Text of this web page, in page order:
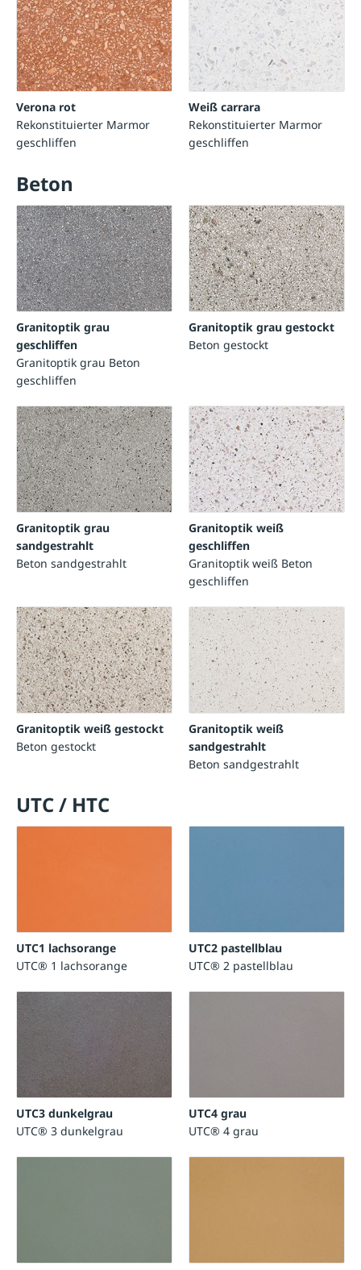
Verona rot
Rekonstituierter Marmor
geschliffen
Weiß carrara
Rekonstituierter Marmor
geschliffen
Beton
Granitoptik grau
geschliffen
Granitoptik grau Beton
geschliffen
Granitoptik grau gestockt
Beton gestockt
Granitoptik grau
sandgestrahlt
Beton sandgestrahlt
Granitoptik weiß
geschliffen
Granitoptik weiß Beton
geschliffen
Granitoptik weiß gestockt
Beton gestockt
Granitoptik weiß
sandgestrahlt
Beton sandgestrahlt
UTC / HTC
UTC1 lachsorange
UTC® 1 lachsorange
UTC2 pastellblau
UTC® 2 pastellblau
UTC3 dunkelgrau
UTC® 3 dunkelgrau
UTC4 grau
UTC® 4 grau